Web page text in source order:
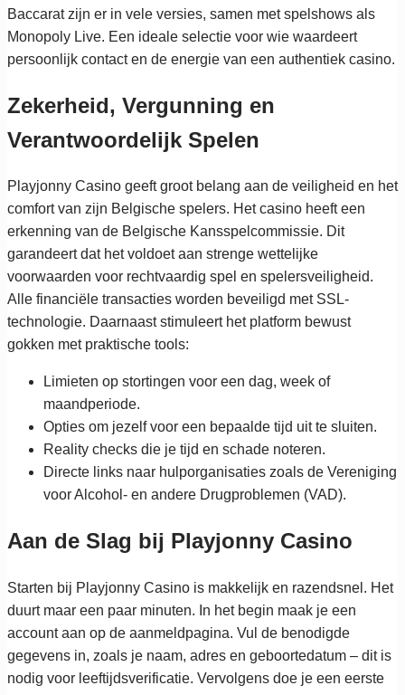
Baccarat zijn er in vele versies, samen met spelshows als
Monopoly Live. Een ideale selectie voor wie waardeert
persoonlijk contact en de energie van een authentiek casino.
Zekerheid, Vergunning en
Verantwoordelijk Spelen
Playjonny Casino geeft groot belang aan de veiligheid en het
comfort van zijn Belgische spelers. Het casino heeft een
erkenning van de Belgische Kansspelcommissie. Dit
garandeert dat het voldoet aan strenge wettelijke
voorwaarden voor rechtvaardig spel en spelersveiligheid.
Alle financiële transacties worden beveiligd met SSL-
technologie. Daarnaast stimuleert het platform bewust
gokken met praktische tools:
Limieten op stortingen voor een dag, week of
maandperiode.
Opties om jezelf voor een bepaalde tijd uit te sluiten.
Reality checks die je tijd en schade noteren.
Directe links naar hulporganisaties zoals de Vereniging
voor Alcohol- en andere Drugproblemen (VAD).
Aan de Slag bij Playjonny Casino
Starten bij Playjonny Casino is makkelijk en razendsnel. Het
duurt maar een paar minuten. In het begin maak je een
account aan op de aanmeldpagina. Vul de benodigde
gegevens in, zoals je naam, adres en geboortedatum – dit is
nodig voor leeftijdsverificatie. Vervolgens doe je een eerste